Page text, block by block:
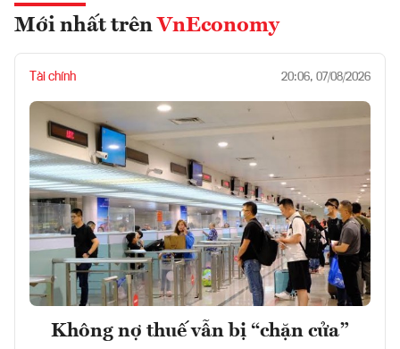
Mới nhất trên VnEconomy
Tài chính 20:06, 07/08/2026
Không nợ thuế vẫn bị “chặn cửa”